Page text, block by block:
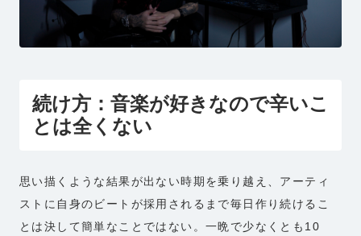
続け方： 音楽が好きなので辛いこ
とは全くない
思い描くような結果が出ない時期を乗り越え、アーティ
ストに自身のビートが採用されるまで毎日作り続けるこ
とは決して簡単なことではない。一晩で少なくとも10